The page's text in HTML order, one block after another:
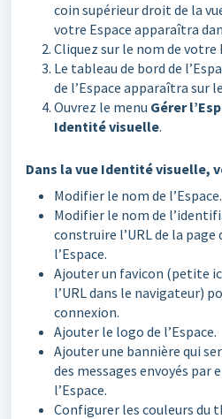
coin supérieur droit de la
votre Espace apparaîtra
Cliquez sur le nom de votre
Le tableau de bord de
de l’Espace apparaîtra sur
Ouvrez le menu Gérer
Identité visuelle.
Dans la vue Identité visuelle,
Modifier le nom de l’Espace.
Modifier le nom de
construire l’URL de la page
l’Espace.
Ajouter un favicon (petite
l’URL dans le navigateur)
connexion.
Ajouter le logo de l’Espace.
Ajouter une bannière qui
des messages envoyés par
l’Espace.
Configurer les couleurs du